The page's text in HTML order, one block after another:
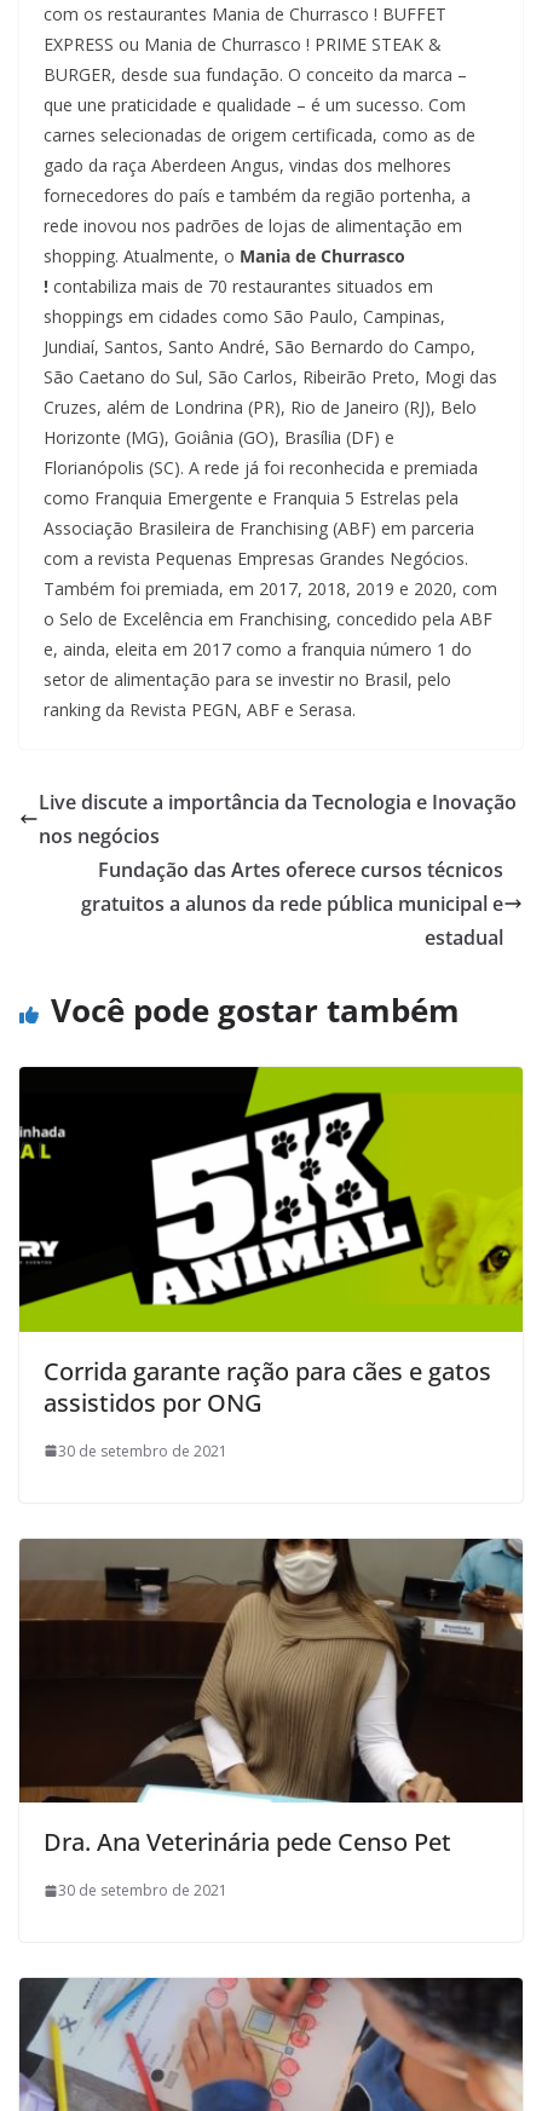
com os restaurantes Mania de Churrasco ! BUFFET
EXPRESS ou Mania de Churrasco ! PRIME STEAK &
BURGER, desde sua fundação. O conceito da marca –
que une praticidade e qualidade – é um sucesso. Com
carnes selecionadas de origem certificada, como as de
gado da raça Aberdeen Angus, vindas dos melhores
fornecedores do país e também da região portenha, a
rede inovou nos padrões de lojas de alimentação em
shopping. Atualmente, o Mania de Churrasco
! contabiliza mais de 70 restaurantes situados em
shoppings em cidades como São Paulo, Campinas,
Jundiaí, Santos, Santo André, São Bernardo do Campo,
São Caetano do Sul, São Carlos, Ribeirão Preto, Mogi das
Cruzes, além de Londrina (PR), Rio de Janeiro (RJ), Belo
Horizonte (MG), Goiânia (GO), Brasília (DF) e
Florianópolis (SC). A rede já foi reconhecida e premiada
como Franquia Emergente e Franquia 5 Estrelas pela
Associação Brasileira de Franchising (ABF) em parceria
com a revista Pequenas Empresas Grandes Negócios.
Também foi premiada, em 2017, 2018, 2019 e 2020, com
o Selo de Excelência em Franchising, concedido pela ABF
e, ainda, eleita em 2017 como a franquia número 1 do
setor de alimentação para se investir no Brasil, pelo
ranking da Revista PEGN, ABF e Serasa.
Live discute a importância da Tecnologia e Inovação
nos negócios
Fundação das Artes oferece cursos técnicos
gratuitos a alunos da rede pública municipal e
estadual
Você pode gostar também
Corrida garante ração para cães e gatos
assistidos por ONG
30 de setembro de 2021
Dra. Ana Veterinária pede Censo Pet
30 de setembro de 2021